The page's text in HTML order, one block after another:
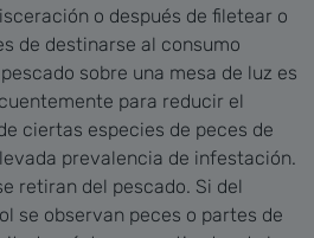
o después de filetear o
de destinarse al consumo
sobre una mesa de luz es
para reducir el
ciertas especies de peces de
prevalencia de infestación.
retiran del pescado. Si del
se observan peces o partes de